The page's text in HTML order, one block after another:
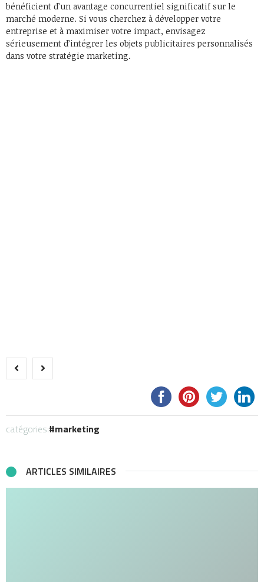
bénéficient d’un avantage concurrentiel significatif sur le
marché moderne. Si vous cherchez à développer votre
entreprise et à maximiser votre impact, envisagez
sérieusement d’intégrer les objets publicitaires personnalisés
dans votre stratégie marketing.
catégories: marketing
ARTICLES SIMILAIRES